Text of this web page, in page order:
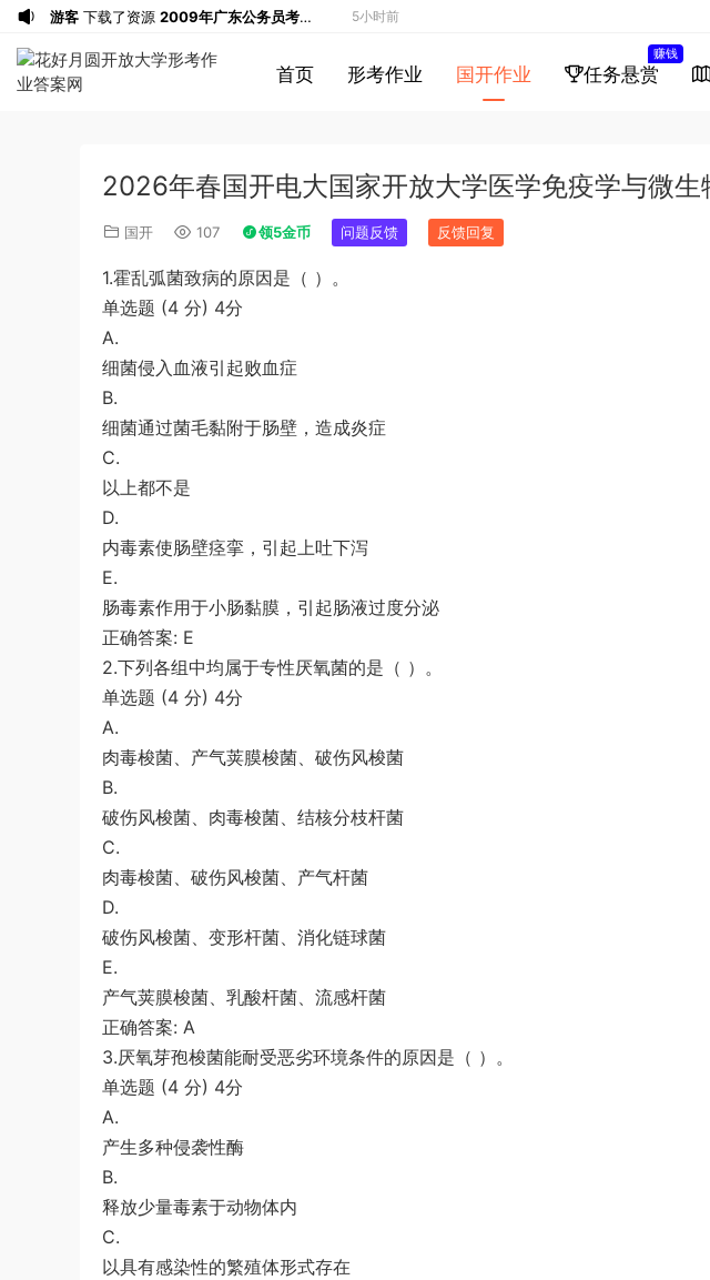
首页 形考作业 国开作业 任务悬赏
赚钱
2026年春国开电大国家开放大学医学免疫学与微
国开 107 领5金币 问题反馈 反馈回复
1.霍乱弧菌致病的原因是（ ）。
单选题 (4 分) 4分
A.
细菌侵入血液引起败血症
B.
细菌通过菌毛黏附于肠壁，造成炎症
C.
以上都不是
D.
内毒素使肠壁痉挛，引起上吐下泻
E.
肠毒素作用于小肠黏膜，引起肠液过度分泌
正确答案: E
2.下列各组中均属于专性厌氧菌的是（ ）。
单选题 (4 分) 4分
A.
肉毒梭菌、产气荚膜梭菌、破伤风梭菌
B.
破伤风梭菌、肉毒梭菌、结核分枝杆菌
C.
肉毒梭菌、破伤风梭菌、产气杆菌
D.
破伤风梭菌、变形杆菌、消化链球菌
E.
产气荚膜梭菌、乳酸杆菌、流感杆菌
正确答案: A
3.厌氧芽孢梭菌能耐受恶劣环境条件的原因是（ ）。
单选题 (4 分) 4分
A.
产生多种侵袭性酶
B.
释放少量毒素于动物体内
C.
以具有感染性的繁殖体形式存在
游客 下载了资源 2009年广东公务员考试
《行测》真题答案及解析
5小时前
游客下载了资源2004年广东公务员考试
《行测》真题(下半年）答案及解析
游客下载了资源
2019年420联考《行
5小时前
试《申论》及参考答案（公检法B）
u*******签到打卡，获得1元奖励 9小时前
10小时前
11小时前
下载了资源2009年黑龙江省申论
（A卷）真题及参考答案
u*******签到打卡，获得1元奖励
u*******签到打卡，获得1元奖励
下载了资源
2019年广东公务员考试
《行测》真题（县级）答案及解析
下载了资源 2015年黑龙江公务员考
试《行测》卷答案及解析
1小时前
下载了资源
考试《行测》真题参考答案及解析
下载了资源2020年0822贵州公务
员考试《行测》真题参考答案及解析
下载了资源
3d打印图纸